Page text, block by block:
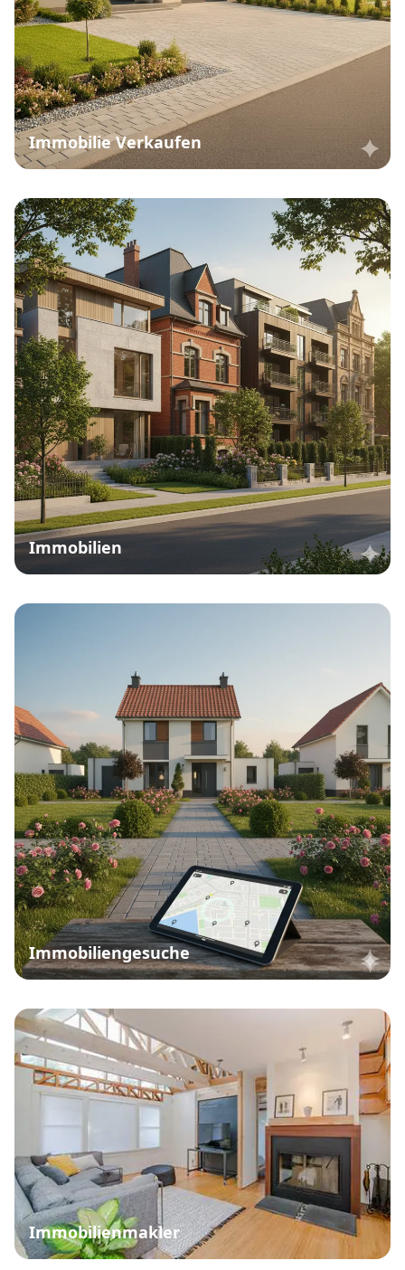
Immobilie Verkaufen
Immobilien
Immobiliengesuche
Immobilienmakler